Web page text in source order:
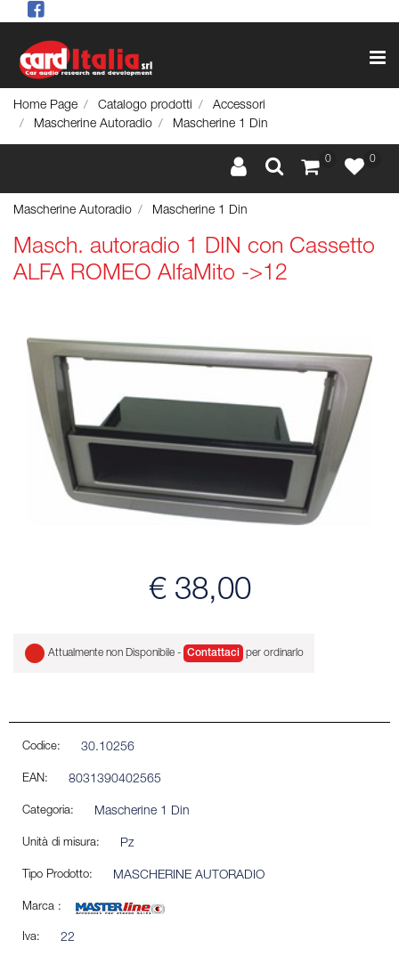
Home Page Catalogo prodotti
Accessori
Mascherine Autoradio
Mascherine 1 Din
0 0
Mascherine Autoradio Mascherine 1 Din
Masch. autoradio 1 DIN con Cassetto
ALFA ROMEO AlfaMito ->12
€ 38,00
Attualmente non Disponibile - Contattaci per ordinarlo
Codice: 30.10256
EAN: 8031390402565
Categoria: Mascherine 1 Din
Unità di misura: Pz
Tipo Prodotto: MASCHERINE AUTORADIO
Marca :
Iva: 22